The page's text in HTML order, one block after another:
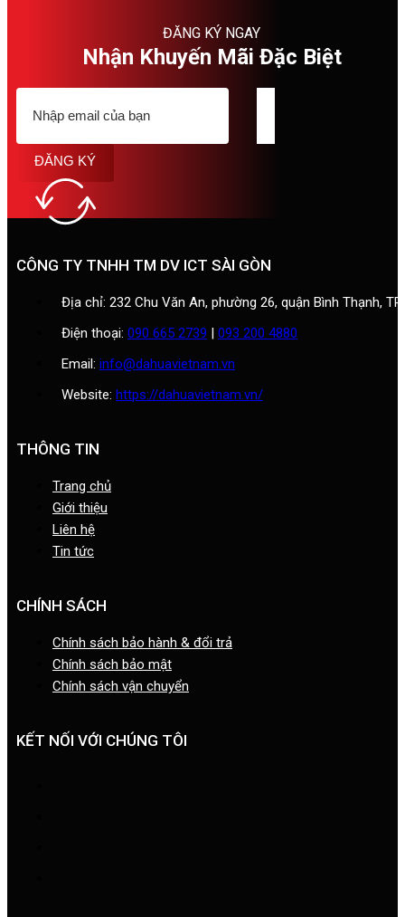
ĐĂNG KÝ NGAY
Nhận Khuyến Mãi Đặc Biệt
ĐĂNG KÝ
CÔNG TY TNHH TM DV ICT SÀI GÒN
Địa chỉ: 232 Chu Văn An, phường 26, quận Bình Thạnh,
Điện thoại: 090 665 2739 | 093 200 4880
Email: info@dahuavietnam.vn
Website: https://dahuavietnam.vn/
THÔNG TIN
Trang chủ
Giới thiệu
Liên hệ
Tin tức
CHÍNH SÁCH
Chính sách bảo hành & đổi trả
Chính sách bảo mật
Chính sách vận chuyển
KẾT NỐI VỚI CHÚNG TÔI